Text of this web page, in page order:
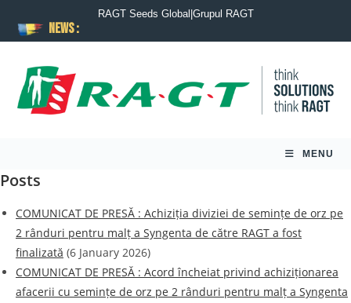
News :
RAGT Seeds Global Grupul RAGT
MENU
Posts
COMUNICAT DE PRESĂ : Achiziția diviziei de semințe de orz pe
2 rânduri pentru malț a Syngenta de către RAGT a fost
finalizată (6 January 2026)
COMUNICAT DE PRESĂ : Acord încheiat privind achiziționarea
afacerii cu semințe de orz pe 2 rânduri pentru malț a Syngenta